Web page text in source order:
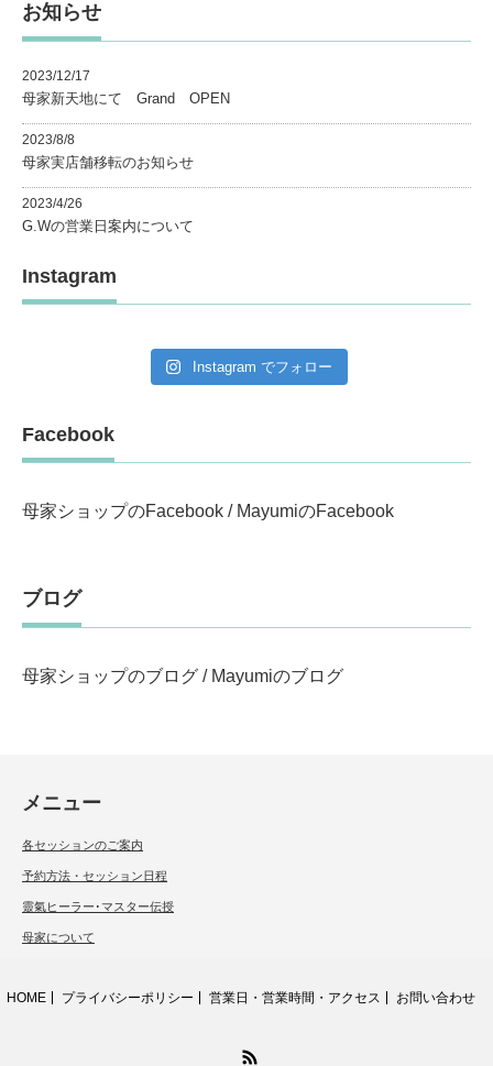
お知らせ
2023/12/17
母家新天地にて Grand OPEN
2023/8/8
母家実店舗移転のお知らせ
2023/4/26
G.Wの営業日案内について
Instagram
Instagram でフォロー
Facebook
母家ショップのFacebook / MayumiのFacebook
ブログ
母家ショップのブログ / Mayumiのブログ
メニュー
各セッションのご案内
予約方法・セッション日程
靈氣ヒーラー･マスター伝授
母家について
HOME プライバシーポリシー 営業日・営業時間・アクセス お問い合わせ